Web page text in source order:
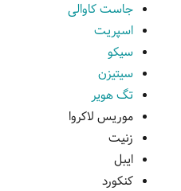
جاست کاوالی
اسپریت
سیکو
سیتیزن
تگ هویر
موریس لاکروا
زنیت
ایبل
کنکورد